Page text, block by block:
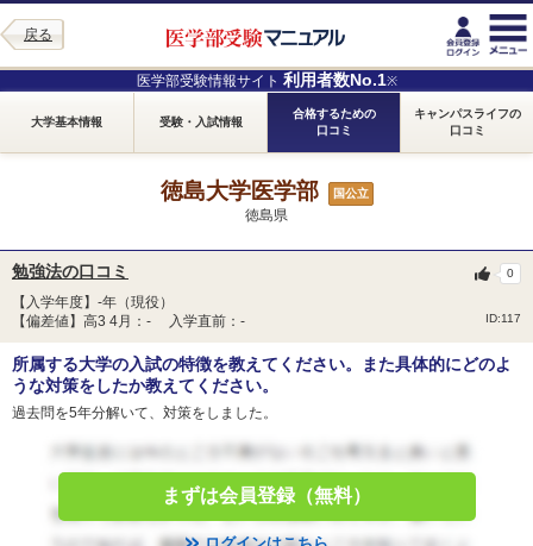
戻る
医学部受験情報サイト 利用者数No.1※
大学基本情報 受験・入試情報
合格するための
口コミ
キャンパスライフの
口コミ
徳島大学医学部 国公立
徳島県
勉強法の口コミ
【入学年度】-年（現役）
【偏差値】高3 4月：- 入学直前：-
ID:117
0
所属する大学の入試の特徴を教えてください。また具体的にどのよ
うな対策をしたか教えてください。
過去問を5年分解いて、対策をしました。
まずは会員登録（無料）